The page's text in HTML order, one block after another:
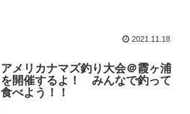
2021.11.18
アメリカナマズ釣り大会＠霞ヶ浦
を開催するよ！ みんなで釣って
食べよう！！